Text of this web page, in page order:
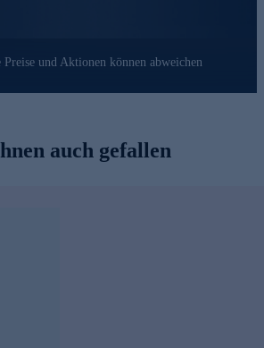
Preise und Aktionen können abweichen
auch gefallen